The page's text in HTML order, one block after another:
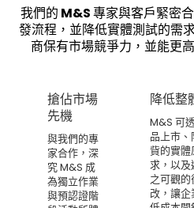
我們的 M&S 專家與客戶緊密
發流程，並降低實體測試的需
商保有市場競爭力，並能更
搶佔市場
先機
與我們的專
家合作，深
究 M&S 成
為獨立作業
與預認證階
降低整
M&S 可
品上市
貲的實
求，以及
之可觀
改，讓